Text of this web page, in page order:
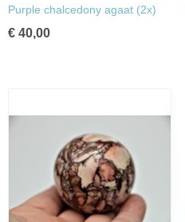
Purple chalcedony agaat (2x)
€ 40,00